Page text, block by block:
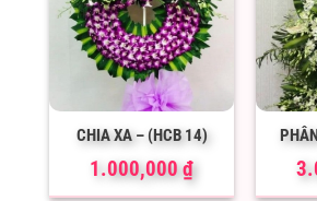
CHIA XA – (HCB 14)
1.000,000₫